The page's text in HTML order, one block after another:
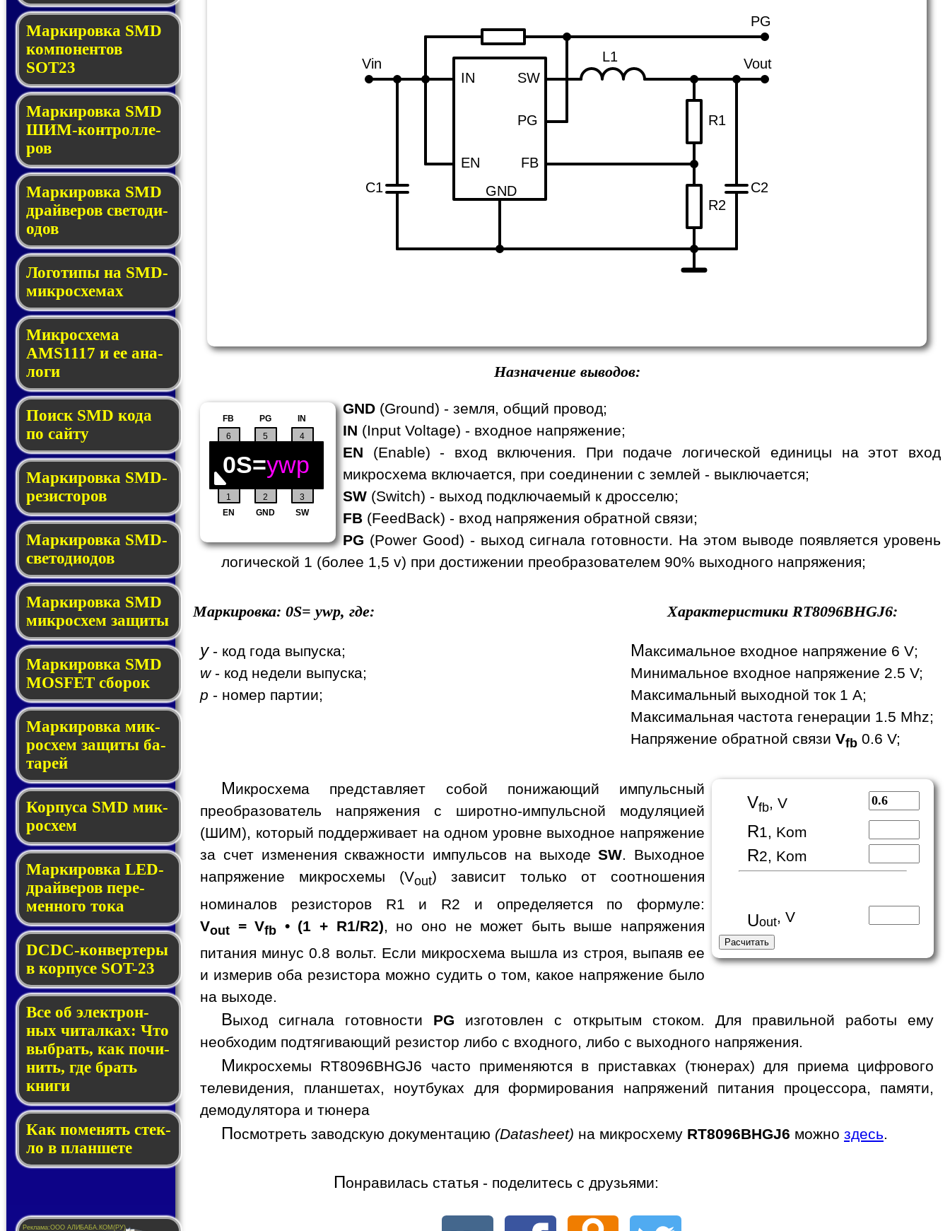
Маркировка SMD
ком­по­нен­тов
SOT23
Маркировка SMD
ШИМ-кон­трол­ле­
ров
Маркировка SMD
драй­ве­ров све­то­ди­
о­дов
Логотипы на SMD-
мик­ро­схе­мах
Микросхема
AMS1117 и ее ана­
ло­ги
Поиск SMD ко­да
по сай­ту
Маркировка SMD-
ре­зис­то­ров
Маркировка SMD-
све­то­дио­дов
Мар­ки­ров­ка SMD
мик­рос­хем защиты
Мар­ки­ров­ка SMD
MOSFET сбо­рок
Мар­ки­ров­ка мик­
ро­схем за­щи­ты ба­
та­рей
Корпуса SMD мик­
ро­схем
Маркировка LED-
драй­ве­ров пе­ре­
мен­но­го то­ка
DCDC-кон­вер­те­ры
в кор­пу­се SOT-23
Все об элек­трон­
ных чи­тал­ках: Что
выб­рать, как по­чи­
нить, где брать
кни­ги
Как по­ме­нять стек­
ло в планшете
C1 C2
R1
R2
L1
Vin
Vout
IN
EN
SW
FB
GND
PG
PG
Назначение выводов:
1 2 3
4
EN GND SW
IN
PG
5
6
FB
0S=ywp
GND (Ground) - земля, общий провод;
IN (Input Voltage) - входное напряжение;
EN (Enable) - вход включения. При подаче логической единицы на этот вход
микросхема включается, при соединении с землей - выключается;
SW (Switch) - выход подключаемый к дросселю;
FB (FeedBack) - вход напряжения обратной связи;
PG (Power Good) - выход сигнала готовности. На этом выводе появляется уровень
логической 1 (более 1,5 v) при достижении преобразователем 90% выходного напряжения;
Маркировка: 0S= ywp, где:
y- код года выпуска;
w- код недели выпуска;
p - номер партии;
Характеристики RT8096BHGJ6:
Максимальное входное напряжение 6 V;
Минимальное входное напряжение 2.5 V;
Максимальный выходной ток 1 A;
Максимальная частота генерации 1.5 Mhz;
Напряжение обратной связи Vfb 0.6 V;
Vfb, V
R1, Kom
R2, Kom
Uout, V
Микросхема представляет собой понижающий импульсный
преобразователь напряжения с широтно-импульсной модуляцией
(ШИМ), который поддерживает на одном уровне выходное напряжение
за счет изменения скважности импульсов на выходеSW. Выходное
напряжение микросхемы (Vout) зависит только от соотношения
номиналов резисторов R1 и R2 и определяется по формуле:
Vout = Vfb • (1 + R1/R2) , но оно не может быть выше напряжения
питания минус 0.8 вольт. Если микросхема вышла из строя, выпаяв ее
и измерив оба резистора можно судить о том, какое напряжение было
на выходе.
Выход сигнала готовности PG изготовлен с открытым стоком. Для правильной работы ему
необходим подтягивающий резистор либо с входного, либо с выходного напряжения.
Микросхемы RT8096BHGJ6 часто применяются в приставках (тюнерах) для приема цифрового
телевидения, планшетах, ноутбуках для формирования напряжений питания процессора, памяти,
демодулятора и тюнера
Посмотреть заводскую документацию (Datasheet) на микросхему RT8096BHGJ6 можно здесь
Понравилась статья - поделитесь с друзьями: